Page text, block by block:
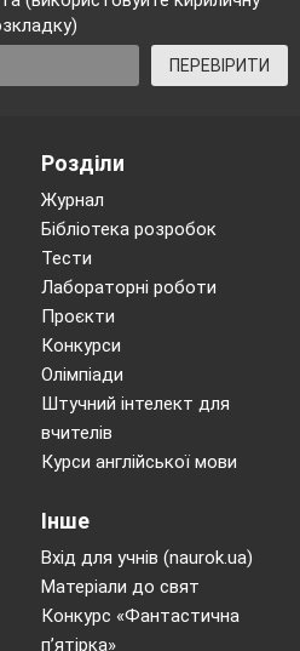
ПЕРЕВІРИТИ
Розділи
Журнал
Бібліотека розробок
Тести
Лабораторні роботи
Проєкти
Конкурси
Олімпіади
Штучний інтелект для
вчителів
Курси англійської мови
Інше
Вхід для учнів (naurok.ua)
Матеріали до свят
Конкурс «Фантастична
п’ятірка»